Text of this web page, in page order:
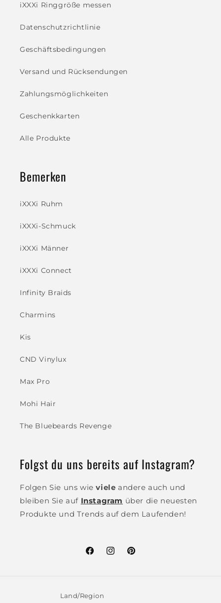
iXXXi Ringgröße messen
Datenschutzrichtlinie
Geschäftsbedingungen
Versand und Rücksendungen
Zahlungsmöglichkeiten
Geschenkkarten
Alle Produkte
Bemerken
iXXXi Ruhm
iXXXi-Schmuck
iXXXi Männer
iXXXi Connect
Infinity Braids
Charmins
Kis
CND Vinylux
Max Pro
Mohi Hair
The Bluebeards Revenge
Folgst du uns bereits auf Instagram?
Folgen Sie uns wieviele andere auch und
bleiben Sie auf Instagram über die neuesten
Produkte und Trends auf dem Laufenden!
FacebookInstagramPinterest
Land/Region